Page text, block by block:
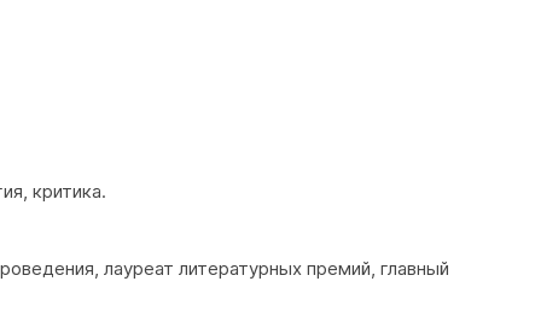
критика.
лауреат литературных премий, главный